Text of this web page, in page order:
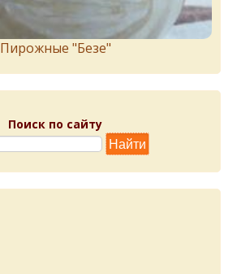
Пирожныe "Бeзe"
Поиск по сайту